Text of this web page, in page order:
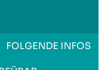
FOLGENDE INFOS